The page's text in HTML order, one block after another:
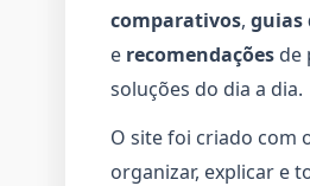
comparativos, guias
e recomendações de
soluções do dia a dia.
O site foi criado com
organizar, explicar e